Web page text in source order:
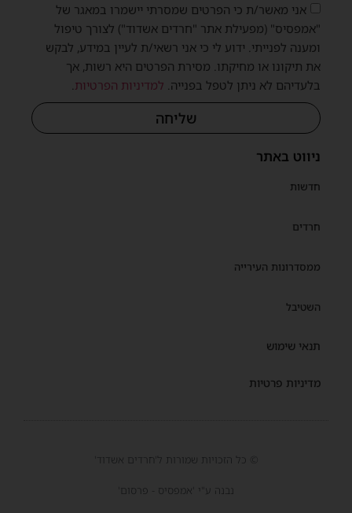
ניווט באתר
חדשות
חרדים
ממסדרונות העירייה
השטיבל
תנאי שימוש
מדיניות פרטיות
אני מאשר/ת כי הפרטים שמסרתי יישמרו במאגר של
"אמפסיס" (מפעילת אתר "חרדים אשדוד") לצורך טיפול
ומענה לפנייתי. ידוע לי כי אני רשאי/ת לעיין במידע, לבקש
את תיקונו או מחיקתו. מסירת הפרטים היא רשות, אך
בלעדיהם לא ניתן לטפל בפנייה. למדיניות הפרטיות
שליחה
© כל הזכויות שמורות ל'חרדים אשדוד'
נבנה ע"י 'אמפסיס - פרסום'